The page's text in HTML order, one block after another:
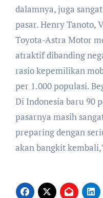
dalamnya, juga
pasar. Henry Tanoto,
Toyota-Astra Motor
atraktif dibanding
rasio kepemilikan
per 1.000 populasi.
Di Indonesia baru 90
pasarnya masih
preparing dengan
akan bangkit